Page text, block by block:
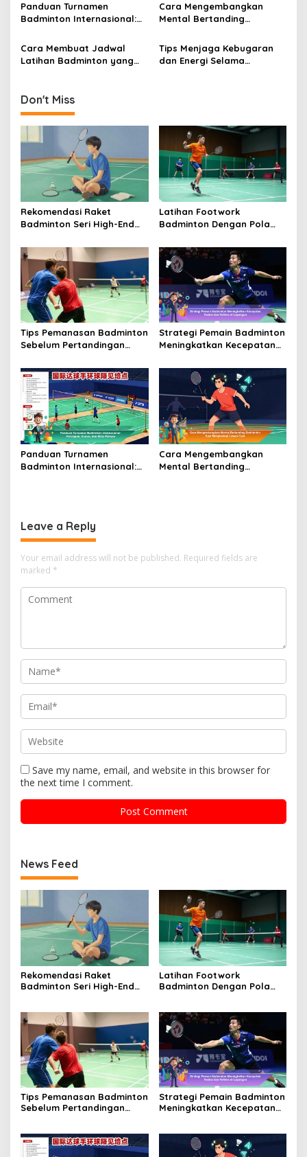
Panduan Turnamen
Badminton Internasional:
Etika Pemain
Cara Mengembangkan
Mental Bertanding
Menghadapi Lawan Kuat
Cara Membuat Jadwal
Latihan Badminton yang
Tips Menjaga Kebugaran
dan Energi Selama
Don't Miss
Rekomendasi Raket
Badminton Seri High-End
Latihan Footwork
Badminton Dengan Pola
Meningkatkan Kelincahan
Tips Pemanasan Badminton
Sebelum Pertandingan
Cedera
Strategi Pemain Badminton
Meningkatkan Kecepatan
Lapangan
Panduan Turnamen
Badminton Internasional:
Cara Mengembangkan
Mental Bertanding
Leave a Reply
Your email address will not be published. Required fields are
marked *
Save my name, email, and website in this browser for
the next time I comment.
News Feed
Rekomendasi Raket
Badminton Seri High-End
Latihan Footwork
Badminton Dengan Pola
Tips Pemanasan Badminton
Sebelum Pertandingan
Strategi Pemain Badminton
Meningkatkan Kecepatan